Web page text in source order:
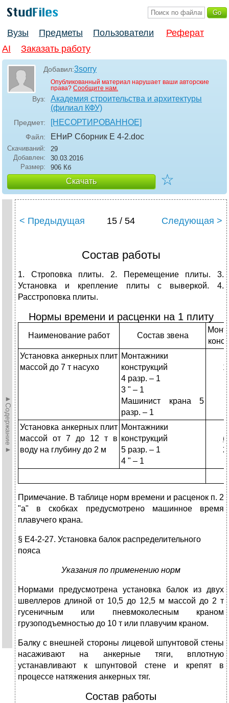
Вузы Предметы Пользователи
Реферат
AI
Заказать работу
Добавил:3sorry
Опубликованный материал нарушает ваши авторские
права? Сообщите нам.
Вуз:
Академия строительства и архитектуры
(филиал КФУ)
Предмет: [НЕСОРТИРОВАННОЕ]
Файл: ЕНиР Сборник Е 4-2.doc
Скачиваний:
29
Добавлен:
30.03.2016
Размер:
906 Кб
Скачать ☆
►Содержание►
< Предыдущая 15 / 54 Следующая >
Состав работы
1. Строповка плиты. 2. Перемещение плиты. 3.
Установка и крепление плиты с выверкой. 4.
Расстроповка плиты.
Нормы времени и расценки на 1 плиту
Наименование работ Состав звена
Установка анкерных плит
массой до 7 т насухо
Монтажники
конструкций
4 разр. – 1
3 " – 1
Машинист крана 5
разр. – 1
Установка анкерных плит
массой от 7 до 12 т в
воду на глубину до 2 м
Монтажники
конструкций
5 разр. – 1
4 " – 1
Примечание. В таблице норм времени и расценок п. 2
"а" в скобках предусмотрено машинное время
плавучего крана.
§ Е4-2-27. Установка балок распределительного
пояса
Указания по применению норм
Нормами предусмотрена установка балок из двух
швеллеров длиной от 10,5 до 12,5 м массой до 2 т
гусеничным или пневмоколесным краном
грузоподъемностью до 10 т или плавучим краном.
Балку с внешней стороны лицевой шпунтовой стены
насаживают на анкерные тяги, вплотную
устанавливают к шпунтовой стене и крепят в
процессе натяжения анкерных тяг.
Состав работы